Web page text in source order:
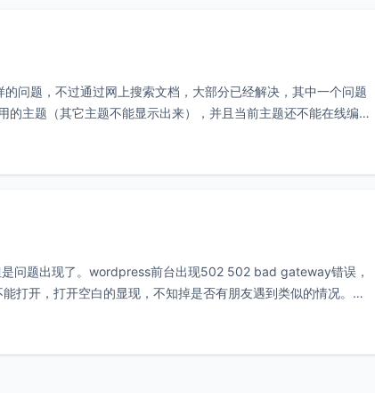
问题，不过通过网上搜索文档，大部分已经解决，其中一个问题
主题（其它主题不能显示出来），并且当前主题还不能在线编辑
问题出现了。wordpress前台出现502 502 bad gateway错误，
开，打开空白的显现，不知掉是否有朋友遇到类似的情况。但